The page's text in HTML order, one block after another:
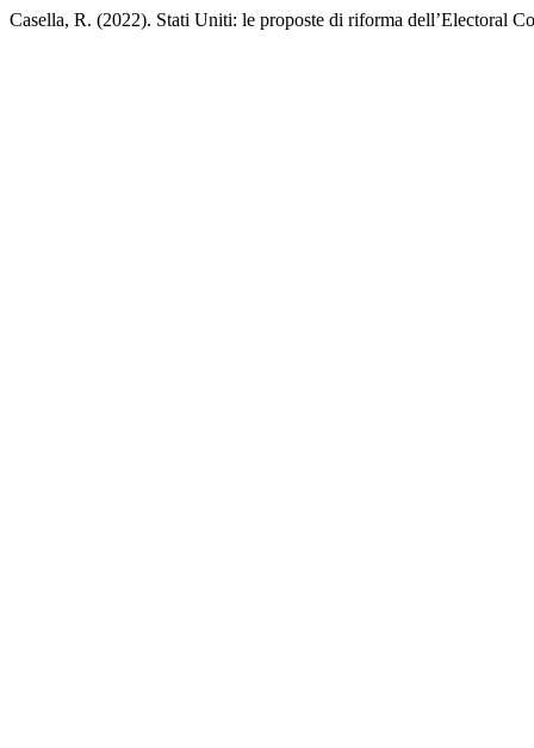
Casella, R. (2022). Stati Uniti: le proposte di riforma dell’Electoral